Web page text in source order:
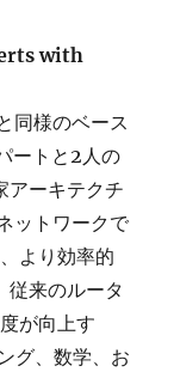
with
様のベース
ートと2人の
アーキテクチ
ットワークで
より効率的
従来のルータ
が向上す
グ、数学、お